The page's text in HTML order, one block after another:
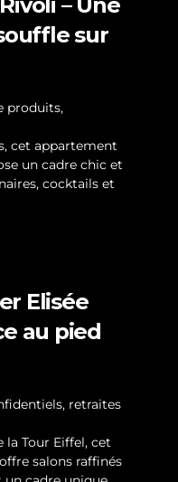
sur
produits,
cet appartement
un cadre chic et
cocktails et
Elisée
au pied
retraites
la Tour Eiffel, cet
salons raffinés